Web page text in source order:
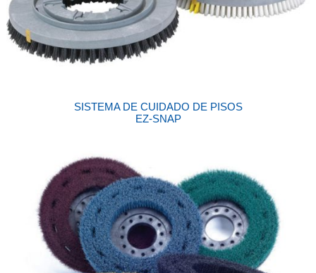
SISTEMA DE CUIDADO DE PISOS
EZ-SNAP